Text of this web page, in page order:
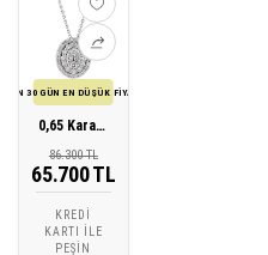
SON 30 GÜN EN DÜŞÜK FİYATI
0,65 Karat Pırlanta Tasarım Kolye
86.300 TL
65.700 TL
KREDI
KARTI ILE
PEŞIN